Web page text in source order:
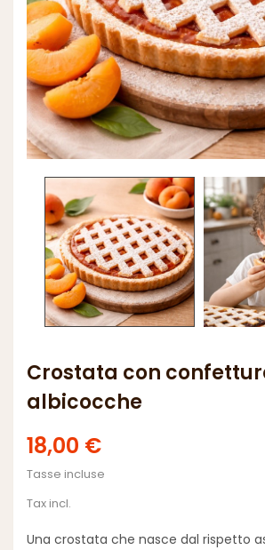
Crostata con
albicocche
18,00 €
Tasse incluse
Tax incl.
Una crostata che nasce dal rispetto